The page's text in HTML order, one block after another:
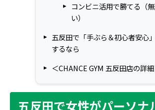
コンビニ活用で勝てる（
い）
五反田で「手ぶら＆初心者安心
するなら
＜CHANCE GYM 五反田店の詳
五反田で女性がパーソナ